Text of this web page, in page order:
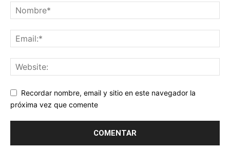
Recordar nombre, email y sitio en este navegador la
próxima vez que comente